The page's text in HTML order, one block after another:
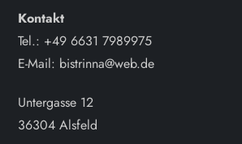
Kontakt
Tel.: +49 6631 7989975
E-Mail: bistrinna@web.de
Untergasse 12
36304 Alsfeld